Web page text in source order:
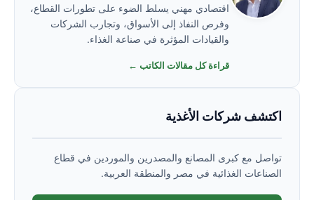
اقتصادي مهني يسلط الضوء على تطورات القطاع،
وفرص النفاذ إلى الأسواق، وتجارب الشركات
والقيادات المؤثرة في صناعة الغذاء.
قراءة كل مقالات الكاتب ←
اكتشف شركات الأغذية
تواصل مع كبرى المصانع والمصدرين والموردين في قطاع
الصناعات الغذائية في مصر والمنطقة العربية.